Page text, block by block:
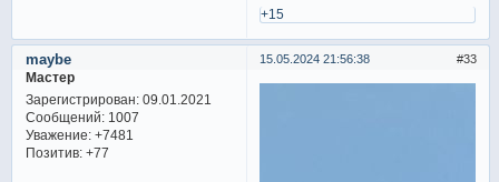
+15
33
15.05.2024 21:56:38
maybe
Мастер
Зарегистрирован: 09.01.2021
Сообщений:1007
Уважение: +7481
Позитив: +77